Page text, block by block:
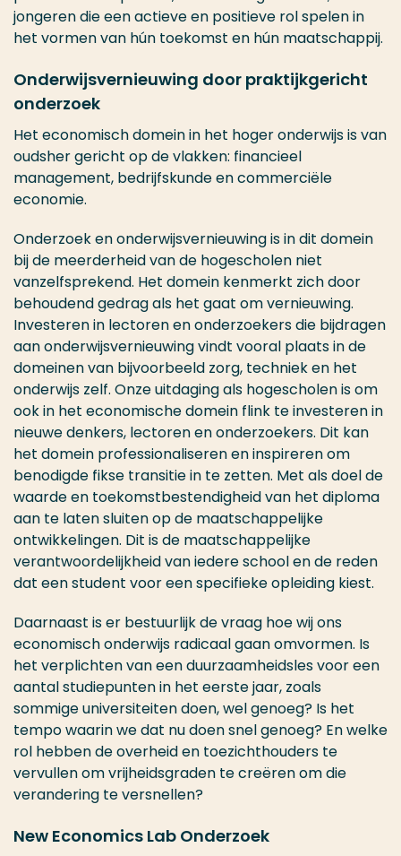
jongeren die een actieve en positieve rol spelen in
het vormen van hún toekomst en hún maatschappij.
Onderwijsvernieuwing door praktijkgericht
onderzoek
Het economisch domein in het hoger onderwijs is van
oudsher gericht op de vlakken: financieel
management, bedrijfskunde en commerciële
economie.
Onderzoek en onderwijsvernieuwing is in dit domein
bij de meerderheid van de hogescholen niet
vanzelfsprekend. Het domein kenmerkt zich door
behoudend gedrag als het gaat om vernieuwing.
Investeren in lectoren en onderzoekers die bijdragen
aan onderwijsvernieuwing vindt vooral plaats in de
domeinen van bijvoorbeeld zorg, techniek en het
onderwijs zelf. Onze uitdaging als hogescholen is om
ook in het economische domein flink te investeren in
nieuwe denkers, lectoren en onderzoekers. Dit kan
het domein professionaliseren en inspireren om
benodigde fikse transitie in te zetten. Met als doel de
waarde en toekomstbestendigheid van het diploma
aan te laten sluiten op de maatschappelijke
ontwikkelingen. Dit is de maatschappelijke
verantwoordelijkheid van iedere school en de reden
dat een student voor een specifieke opleiding kiest.
Daarnaast is er bestuurlijk de vraag hoe wij ons
economisch onderwijs radicaal gaan omvormen. Is
het verplichten van een duurzaamheidsles voor een
aantal studiepunten in het eerste jaar, zoals
sommige universiteiten doen, wel genoeg? Is het
tempo waarin we dat nu doen snel genoeg? En welke
rol hebben de overheid en toezichthouders te
vervullen om vrijheidsgraden te creëren om die
verandering te versnellen?
New Economics Lab Onderzoek